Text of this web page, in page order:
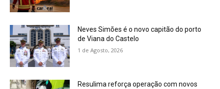
Neves Simões é o novo capitão do porto
de Viana do Castelo
1 de Agosto, 2026
Resulima reforça operação com novos